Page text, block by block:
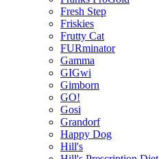
Fresh Step
Friskies
Frutty Cat
FURminator
Gamma
GIGwi
Gimborn
GO!
Gosi
Grandorf
Happy Dog
Hill's